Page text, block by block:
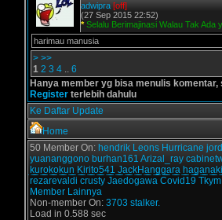
adwipra [off]
(27 Sep 2015 22:52)
* Selalu Berimajinasi Walau Tak Ada
harimau manusia
> >>
1 2 3 4 .. 6
Hanya member yg bisa menulis komentar,
Register terlebih dahulu
Ke Daftar Update
Home
50 Member On: hendrik Leons Hurricane jord
yuananggono burhan161 Arizal_ray
kurokokun Kirito541 JackHanggara haganaki
rezarevaldi crusty Jaedogawa Covid19
Member Lainnya
Non-member On: 3703 stalker.
Load in 0.588 sec